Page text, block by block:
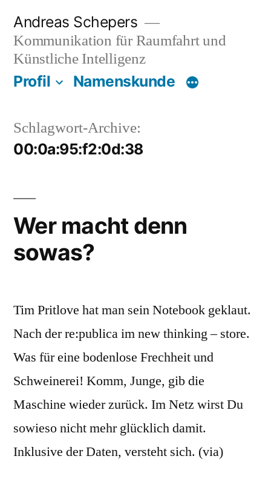
Inhalt
springen
Andreas Schepers
Kommunikation für Raumfahrt und
Künstliche Intelligenz
Profil Namenskunde
Schlagwort-Archive:
00:0a:95:f2:0d:38
Wer macht denn
sowas?
Tim Pritlove hat man sein Notebook geklaut.
Nach der re:publica im new thinking – store.
Was für eine bodenlose Frechheit und
Schweinerei! Komm, Junge, gib die
Maschine wieder zurück. Im Netz wirst Du
sowieso nicht mehr glücklich damit.
Inklusive der Daten, versteht sich. (via)